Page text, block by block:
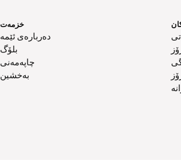
خزمەت
دەربارەی ئێمە
بلۆگ
چاپەمەنی
بەخشین